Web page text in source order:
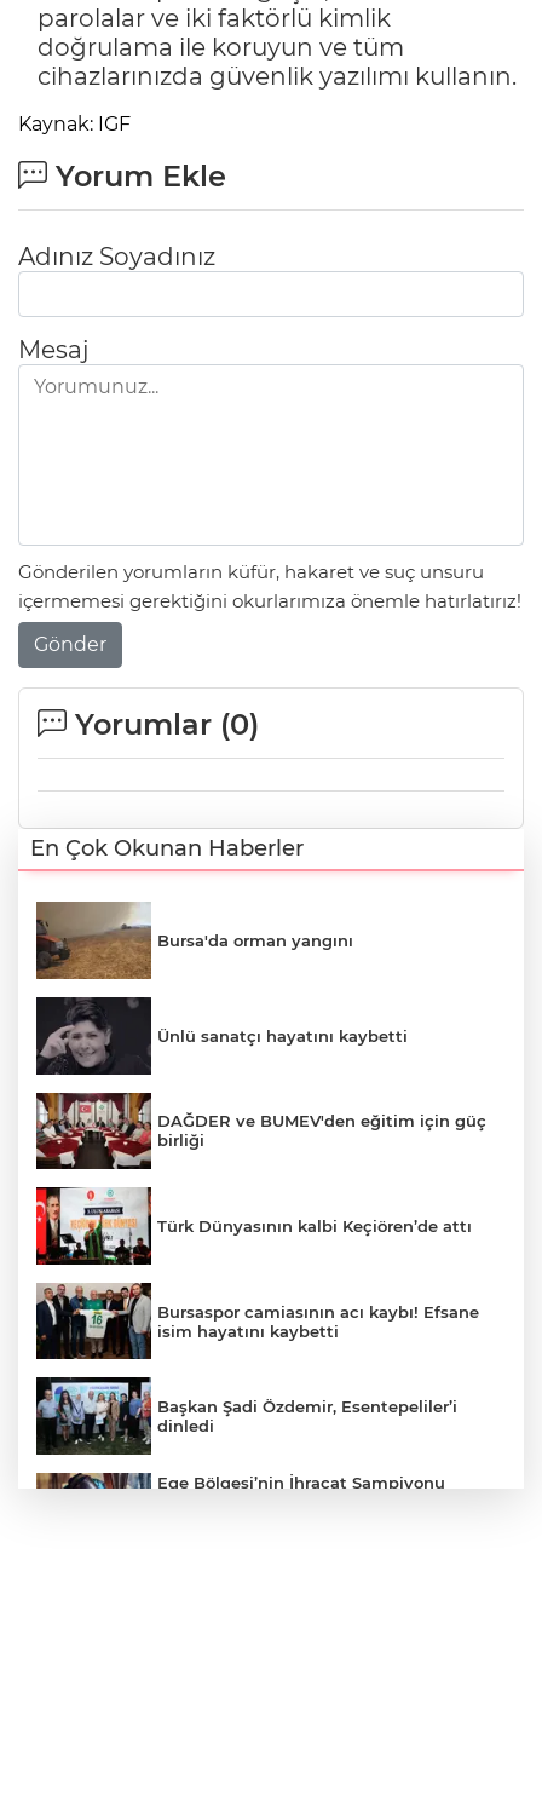
parolalar ve iki faktörlü kimlik
doğrulama ile koruyun ve tüm
cihazlarınızda güvenlik yazılımı kullanın.
Kaynak: IGF
Yorum Ekle
Adınız Soyadınız
Mesaj
Gönderilen yorumların küfür, hakaret ve suç unsuru
içermemesi gerektiğini okurlarımıza önemle hatırlatırız!
Gönder
Yorumlar (0)
En Çok Okunan Haberler
Bursa'da orman yangını
Ünlü sanatçı hayatını kaybetti
DAĞDER ve BUMEV'den eğitim için güç
birliği
Türk Dünyasının kalbi Keçiören’de attı
Bursaspor camiasının acı kaybı! Efsane
isim hayatını kaybetti
Başkan Şadi Özdemir, Esentepeliler’i
dinledi
Ege Bölgesi’nin İhracat Şampiyonu